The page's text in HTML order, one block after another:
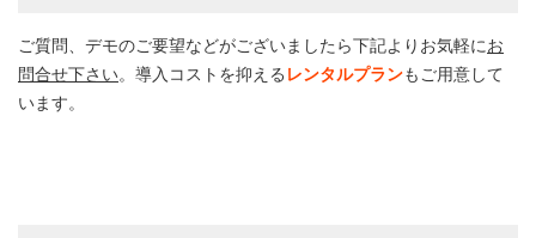
ご質問、デモのご要望などがございましたら下記よりお気軽にお
問合せ下さい。導入コストを抑える レンタルプランもご用意して
います。